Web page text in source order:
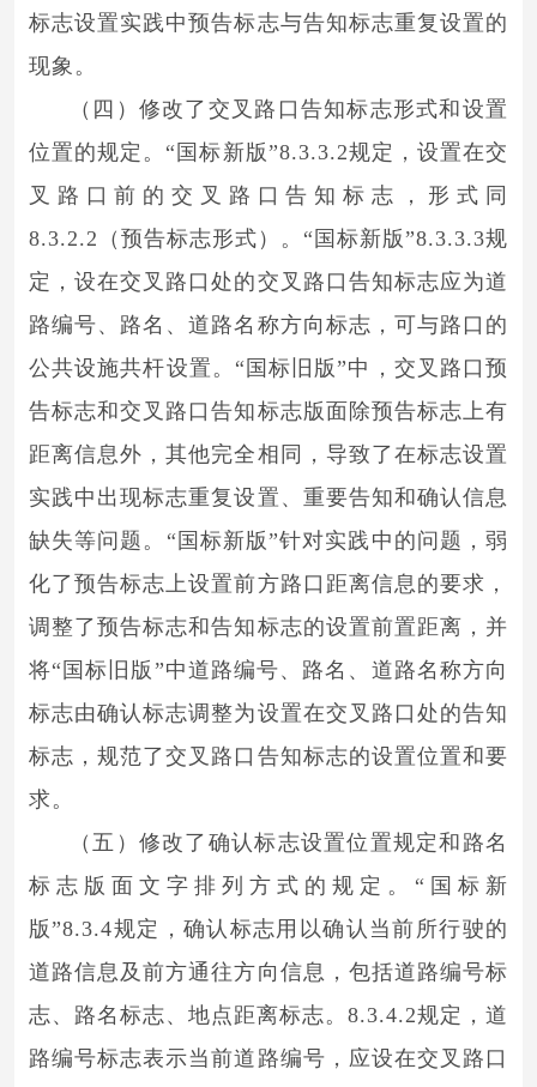
标志设置实践中预告标志与告知标志重复设置的
现象。
（四）修改了交叉路口告知标志形式和设置
位置的规定。“国标新版”8.3.3.2规定，设置在交
叉路口前的交叉路口告知标志，形式同
8.3.2.2（预告标志形式）。“国标新版”8.3.3.3规
定，设在交叉路口处的交叉路口告知标志应为道
路编号、路名、道路名称方向标志，可与路口的
公共设施共杆设置。“国标旧版”中，交叉路口预
告标志和交叉路口告知标志版面除预告标志上有
距离信息外，其他完全相同，导致了在标志设置
实践中出现标志重复设置、重要告知和确认信息
缺失等问题。“国标新版”针对实践中的问题，弱
化了预告标志上设置前方路口距离信息的要求，
调整了预告标志和告知标志的设置前置距离，并
将“国标旧版”中道路编号、路名、道路名称方向
标志由确认标志调整为设置在交叉路口处的告知
标志，规范了交叉路口告知标志的设置位置和要
求。
（五）修改了确认标志设置位置规定和路名
标志版面文字排列方式的规定。“国标新
版”8.3.4规定，确认标志用以确认当前所行驶的
道路信息及前方通往方向信息，包括道路编号标
志、路名标志、地点距离标志。8.3.4.2规定，道
路编号标志表示当前道路编号，应设在交叉路口